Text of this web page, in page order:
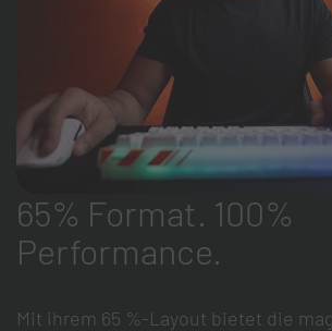
65% Format. 100%
Performance.
Mit ihrem 65 %-Layout bietet die